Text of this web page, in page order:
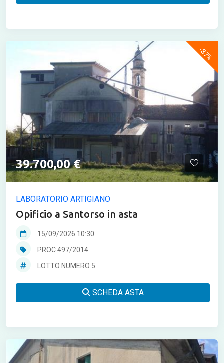
-87%
39.700,00 €
LABORATORIO ARTIGIANO
Opificio a Santorso in asta
15/09/2026 10:30
PROC 497/2014
LOTTO NUMERO 5
SCHEDA ASTA